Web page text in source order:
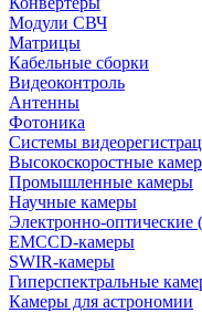
Модули СВЧ
Матрицы
Кабельные сборки
Видеоконтроль
Антенны
Фотоника
Cистемы
Высокоскоростные
Промышленные камеры
Научные камеры
Электронно-
EMCCD-камеры
SWIR-камеры
Гиперспектральные
Камеры для астрономии